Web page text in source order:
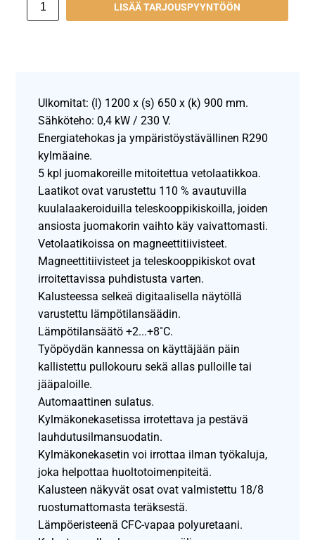
LISÄÄ TARJOUSPYYNTÖÖN
Ulkomitat: (l) 1200 x (s) 650 x (k) 900 mm.
Sähköteho: 0,4 kW / 230 V.
Energiatehokas ja ympäristöystävällinen R290
kylmäaine.
5 kpl juomakoreille mitoitettua vetolaatikkoa.
Laatikot ovat varustettu 110 % avautuvilla
kuulalaakeroiduilla teleskooppikiskoilla, joiden
ansiosta juomakorin vaihto käy vaivattomasti.
Vetolaatikoissa on magneettitiivisteet.
Magneettitiivisteet ja teleskooppikiskot ovat
irroitettavissa puhdistusta varten.
Kalusteessa selkeä digitaalisella näytöllä
varustettu lämpötilansäädin.
Lämpötilansäätö +2...+8˚C.
Työpöydän kannessa on käyttäjään päin
kallistettu pullokouru sekä allas pulloille tai
jääpaloille.
Automaattinen sulatus.
Kylmäkonekasetissa irrotettava ja pestävä
lauhdutusilmansuodatin.
Kylmäkonekasetin voi irrottaa ilman työkaluja,
joka helpottaa huoltotoimenpiteitä.
Kalusteen näkyvät osat ovat valmistettu 18/8
ruostumattomasta teräksestä.
Lämpöeristeenä CFC-vapaa polyuretaani.